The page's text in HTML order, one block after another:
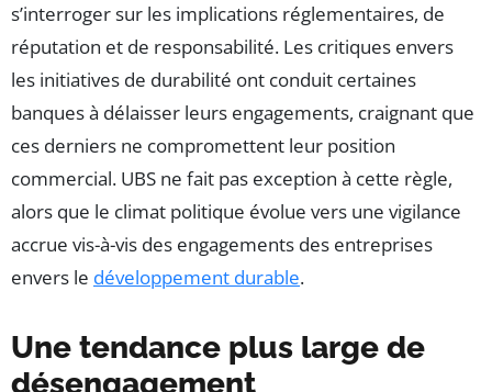
s’interroger sur les implications réglementaires, de
réputation et de responsabilité. Les critiques envers
les initiatives de durabilité ont conduit certaines
banques à délaisser leurs engagements, craignant que
ces derniers ne compromettent leur position
commercial. UBS ne fait pas exception à cette règle,
alors que le climat politique évolue vers une vigilance
accrue vis-à-vis des engagements des entreprises
envers le développement durable.
Une tendance plus large de
désengagement